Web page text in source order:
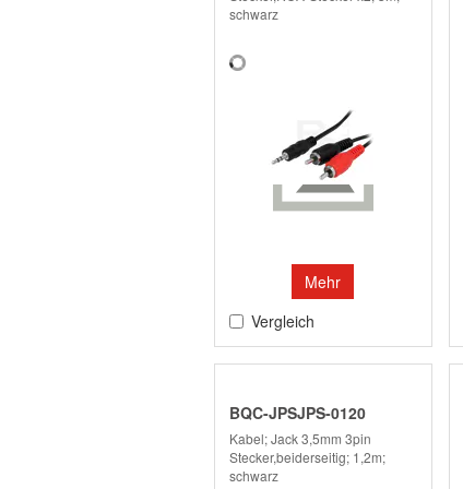
schwarz
Mehr
Vergleich
BQC-JPSJPS-0120
Kabel; Jack 3,5mm 3pin
Stecker,beiderseitig; 1,2m;
schwarz